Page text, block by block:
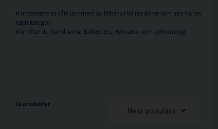
Här presenteras vårt sortiment av tillbehör till maskiner som inte har en
egen kategori
Här hittar du bland annat Bältesclips, Hylssatser och Lyfthandtag.
16 produkter
Mest populära